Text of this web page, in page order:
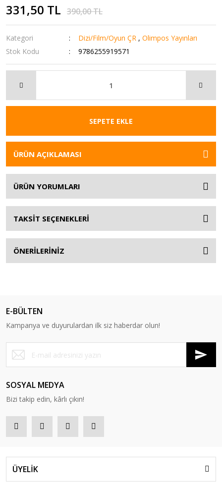
331,50 TL 390,00 TL
Kategori Dizi/Film/Oyun ÇR ,Olimpos Yayınları
Stok Kodu
9786255919571
SEPETE EKLE
ÜRÜN AÇIKLAMASI
ÜRÜN YORUMLARI
TAKSİT SEÇENEKLERİ
ÖNERİLERİNİZ
E-BÜLTEN
Kampanya ve duyurulardan ilk siz haberdar olun!
SOSYAL MEDYA
Bizi takip edin, kârlı çıkın!
ÜYELİK